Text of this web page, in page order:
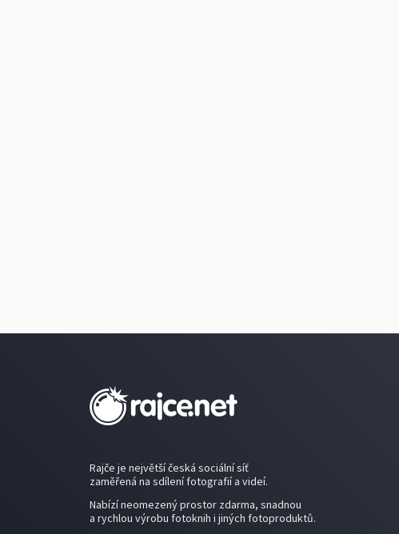
Rajče je největší česká sociální síť
zaměřená na sdílení fotografií a videí.
Nabízí neomezený prostor zdarma, snadnou
a rychlou výrobu fotoknih i jiných fotoproduktů.